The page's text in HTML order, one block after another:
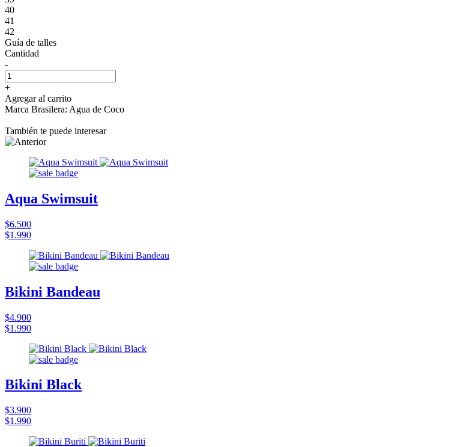
40
41
42
Guía de talles
Cantidad
-
+
Agregar al carrito
Marca Brasilera: Agua de Coco
También te puede interesar
Aqua Swimsuit
$6.500
$1.990
Bikini Bandeau
$4.900
$1.990
Bikini Black
$3.900
$1.990